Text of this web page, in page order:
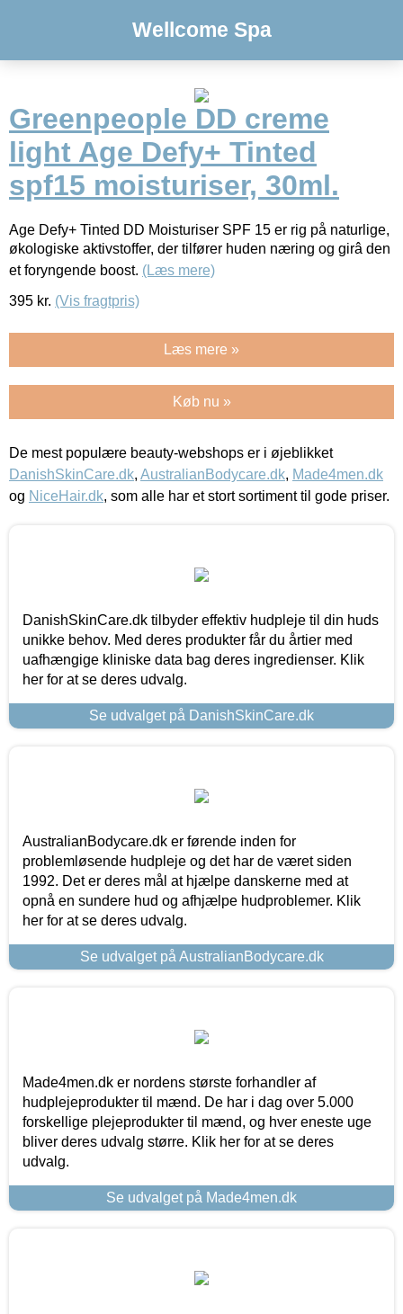
Wellcome Spa
Greenpeople DD creme
light Age Defy+ Tinted
spf15 moisturiser, 30ml.
Age Defy+ Tinted DD Moisturiser SPF 15 er rig på naturlige,
økologiske aktivstoffer, der tilfører huden næring og girâ den
et foryngende boost. (Læs mere)
395 kr. (Vis fragtpris)
Læs mere »
Køb nu »
De mest populære beauty-webshops er i øjeblikket
DanishSkinCare.dk, AustralianBodycare.dk, Made4men.dk
og NiceHair.dk, som alle har et stort sortiment til gode priser.
DanishSkinCare.dk tilbyder effektiv hudpleje til din huds
unikke behov. Med deres produkter får du årtier med
uafhængige kliniske data bag deres ingredienser. Klik
her for at se deres udvalg.
Se udvalget på DanishSkinCare.dk
AustralianBodycare.dk er førende inden for
problemløsende hudpleje og det har de været siden
1992. Det er deres mål at hjælpe danskerne med at
opnå en sundere hud og afhjælpe hudproblemer. Klik
her for at se deres udvalg.
Se udvalget på AustralianBodycare.dk
Made4men.dk er nordens største forhandler af
hudplejeprodukter til mænd. De har i dag over 5.000
forskellige plejeprodukter til mænd, og hver eneste uge
bliver deres udvalg større. Klik her for at se deres
udvalg.
Se udvalget på Made4men.dk